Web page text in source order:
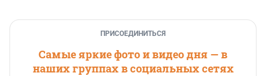
ПРИСОЕДИНИТЬСЯ
Самые яркие фото и видео дня — в
наших группах в социальных сетях